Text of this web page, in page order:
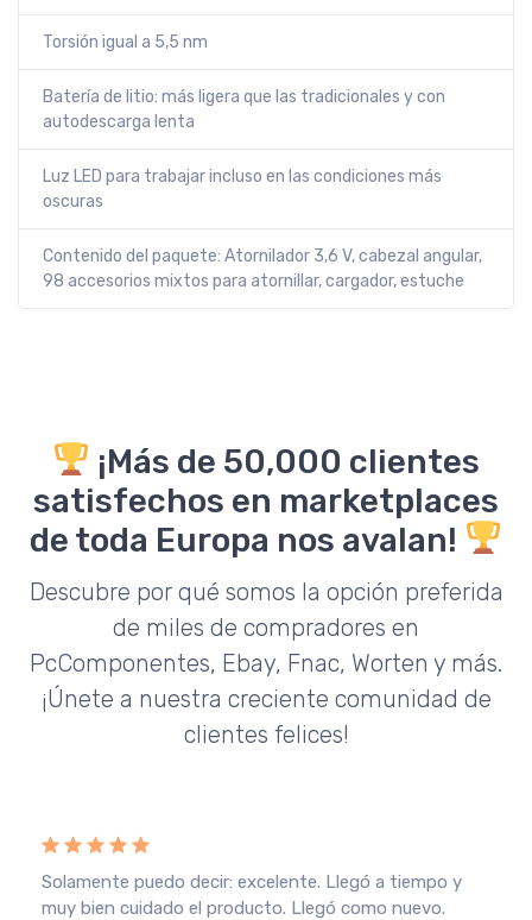
Torsión igual a 5,5 nm
Batería de litio: más ligera que las tradicionales y con
autodescarga lenta
Luz LED para trabajar incluso en las condiciones más
oscuras
Contenido del paquete: Atornilador 3,6 V, cabezal angular,
98 accesorios mixtos para atornillar, cargador, estuche
¡Más de 50,000 clientes
satisfechos en marketplaces
de toda Europa nos avalan!
Descubre por qué somos la opción preferida
de miles de compradores en
PcComponentes, Ebay, Fnac, Worten y más.
¡Únete a nuestra creciente comunidad de
clientes felices!
Recebi a encomenda em perfeitas condições, o que
muito agradeço. Recomendo o vendedor.Fnac